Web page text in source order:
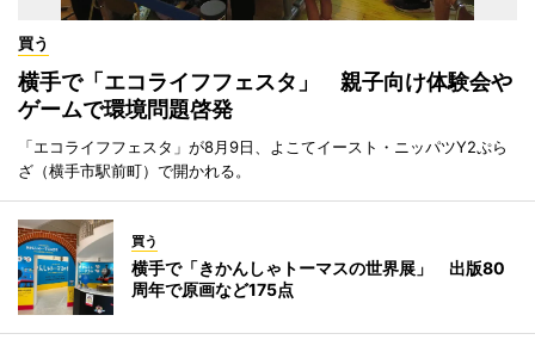
買う
横手で「エコライフフェスタ」 親子向け体験会や
ゲームで環境問題啓発
「エコライフフェスタ」が8月9日、よこてイースト・ニッパツY2ぷら
ざ（横手市駅前町）で開かれる。
買う
横手で「きかんしゃトーマスの世界展」 出版80
周年で原画など175点